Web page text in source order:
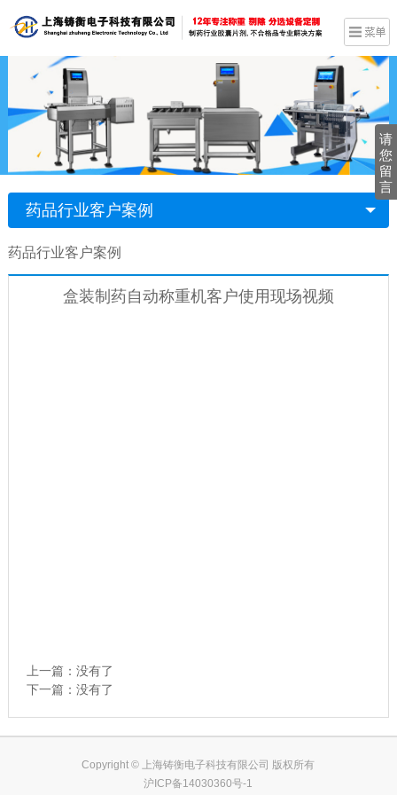
药品行业客户案例
药品行业客户案例
盒装制药自动称重机客户使用现场视频
上一篇：没有了
下一篇：没有了
Copyright © 上海铸衡电子科技有限公司 版权所有
沪ICP备14030360号-1
请
您
留
言